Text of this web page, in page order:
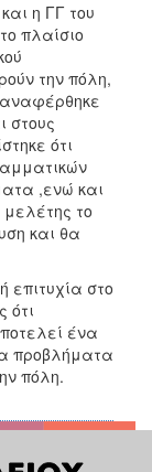
η ΓΓ του
πλαίσιο
την πόλη,
αναφέρθηκε
στους
ότι
,ενώ και
μελέτης το
και θα
στο
ότι
ένα
προβλήματα
πόλη.